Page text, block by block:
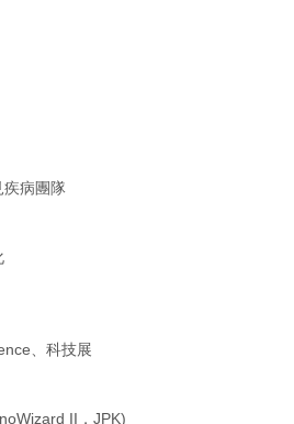
疾病團隊
、科技展
II，JPK)